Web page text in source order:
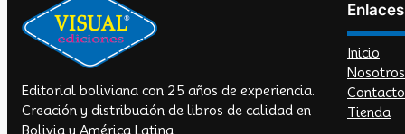
Editorial boliviana con 25 años de experiencia.
Creación y distribución de libros de calidad en
Bolivia y América Latina.
Inicio
Nosotros
Contacto
Tienda